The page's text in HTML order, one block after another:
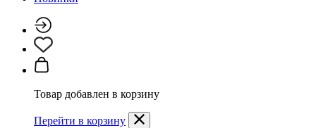
Товар добавлен в корзину
Перейти в корзину